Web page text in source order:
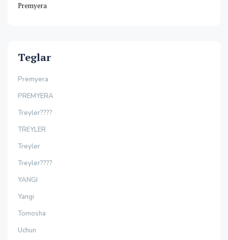
Premyera
Teglar
Premyera
PREMYERA
Treyler????
TREYLER
Treyler
Treyler????
YANGI
Yangi
Tomosha
Uchun